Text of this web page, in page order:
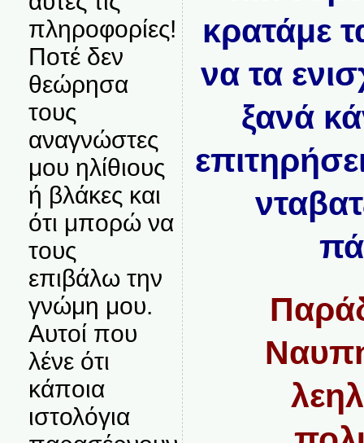
πληροφορίες!
Ποτέ δεν
θεώρησα
τους
αναγνώστες
μου ηλίθιους
ή βλάκες και
ότι μπορώ να
τους
επιβάλω την
γνώμη μου.
Αυτοί που
λένε ότι
κάποια
ιστολόγια
κρατάμε
να τα
ξανά